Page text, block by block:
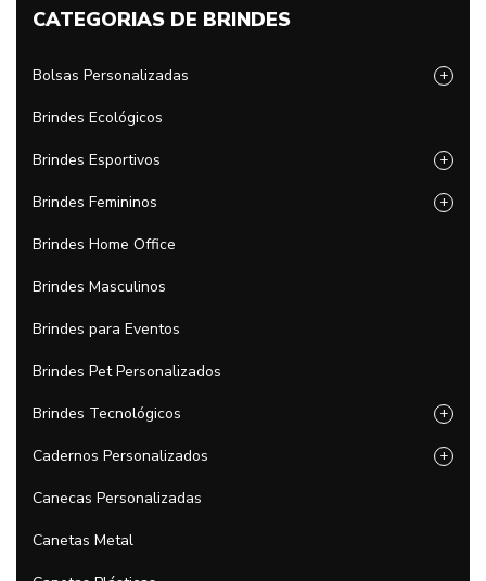
CATEGORIAS DE BRINDES
Bolsas Personalizadas +
Brindes Ecológicos
Brindes Esportivos +
Brindes Femininos +
Brindes Home Office
Brindes Masculinos
Brindes para Eventos
Brindes Pet Personalizados
Brindes Tecnológicos +
Cadernos Personalizados +
Canecas Personalizadas
Canetas Metal